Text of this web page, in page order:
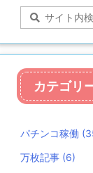
カテゴリ
パチンコ稼働
万枚記事 (6)